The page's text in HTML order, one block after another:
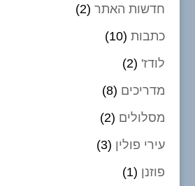
חדשות האתר(2)
כתבות(10)
לודז' (2)
מדריכים (8)
מסלולים (2)
עירי פולין (3)
פוזנן (1)